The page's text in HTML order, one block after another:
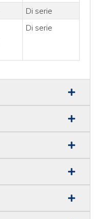
Di serie
Di serie